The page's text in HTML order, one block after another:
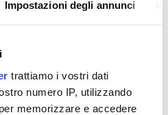
Impostazioni degli annunci
trattiamo i vostri dati
numero IP, utilizzando
memorizzare e accedere
sommando a quelle
donate agli studenti
Una operazione
sul territorio e da
su social e su mezzi
2019-2020.